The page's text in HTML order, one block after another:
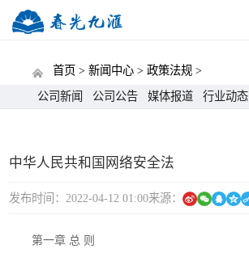
首页 > 新闻中心 > 政策法规 >
公司新闻
公司公告 媒体报道 行业动态
中华人民共和国网络安全法
发布时间：2022-04-12 01:00来源：
第一章 总 则